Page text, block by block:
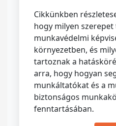
Cikkünkben
hogy milyen szerepet
munkavédelmi
környezetben, és
tartoznak a
arra, hogy hogyan
munkáltatókat és a
biztonságos
fenntartásában.